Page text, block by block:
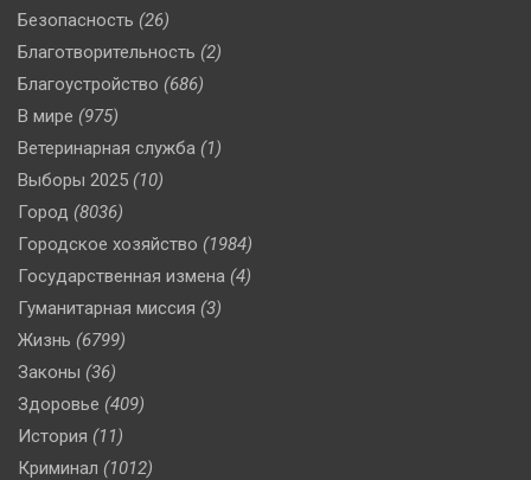
Безопасность (26)
Благотворительность (2)
Благоустройство (686)
В мире (975)
Ветеринарная служба (1)
Выборы 2025 (10)
Город (8036)
Городское хозяйство (1984)
Государственная измена (4)
Гуманитарная миссия (3)
Жизнь (6799)
Законы (36)
Здоровье (409)
История (11)
Криминал (1012)